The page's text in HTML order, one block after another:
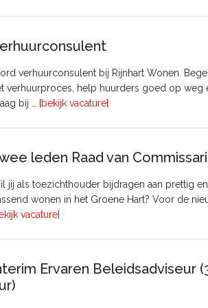
Onderhoud
Pyloon
Vastgoedmanagement
verhuurconsulent bij Rijnhart Wonen.
verhuurproces, help huurders goed op weg
bij …
[bekijk vacature]
leden Raad van
jij als toezichthouder bijdragen aan prettig en
wonen in het Groene Hart? Voor de
vacature]
Commissarissen
Ervaren Beleidsadviseur